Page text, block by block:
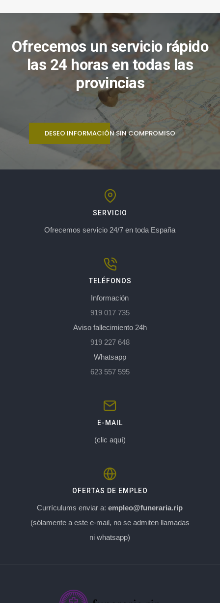
Ofrecemos un servicio rápido
las 24 horas en todas las
provincias
DESEO INFORMACIÓN SIN COMPROMISO
SERVICIO
Ofrecemos servicio 24/7 en toda España
TELÉFONOS
Información
919 017 735
Aviso fallecimiento 24h
919 227 648
Whatsapp
623 557 595
E-MAIL
(clic aquí)
OFERTAS DE EMPLEO
Currículums enviar a:empleo@funeraria.rip
(sólamente a este e-mail, no se admiten llamadas
ni whatsapp)